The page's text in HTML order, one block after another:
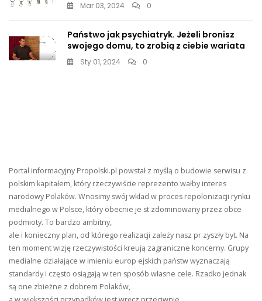
Mar 03, 2024 0
Państwo jak psychiatryk. Jeżeli bronisz
swojego domu, to zrobią z ciebie wariata
Sty 01, 2024 0
Portal informacyjny Propolski.pl powstał z myślą o budowie serwisu z
polskim kapitałem, który rzeczywiście reprezento wałby interes
narodowy Polaków. Wnosimy swój wkład w proces repolonizacji rynku
medialnego w Polsce, który obecnie je st zdominowany przez obce
podmioty. To bardzo ambitny,
ale i konieczny plan, od którego realizacji zależy nasz pr zyszły byt. Na
ten moment wizję rzeczywistości kreują zagraniczne koncerny. Grupy
medialne działające w imieniu europ ejskich państw wyznaczają
standardy i często osiągają w ten sposób własne cele. Rzadko jednak
są one zbieżne z dobrem Polaków,